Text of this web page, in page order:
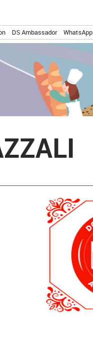
DS Ambassador WhatsApp